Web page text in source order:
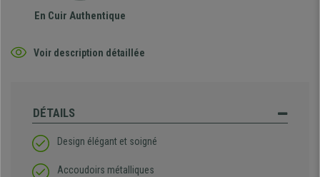
En Cuir Authentique
Voir description détaillée
DÉTAILS
Design élégant et soigné
Accoudoirs métalliques